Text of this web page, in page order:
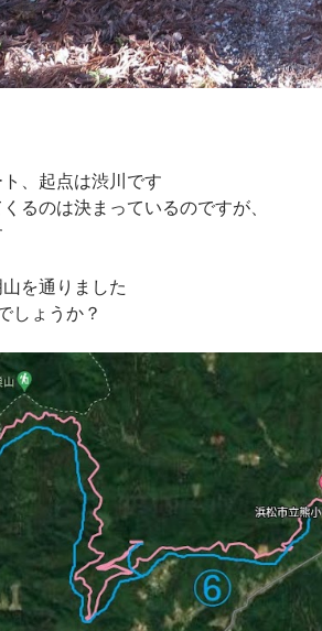
、起点は渋川です
るのは決まっているのですが、
を通りました
しょうか？